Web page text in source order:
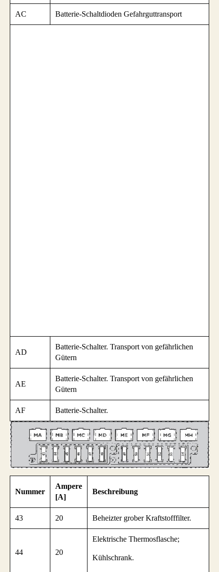
AC Batterie-Schaltdioden Gefahrguttransport
AD
Batterie-Schalter. Transport von gefährlichen
Gütern
AE
Batterie-Schalter. Transport von gefährlichen
Gütern
AF Batterie-Schalter.
Nummer
Ampere
[A]
Beschreibung
43 20 Beheizter grober Kraftstofffilter.
44 20
Elektrische Thermosflasche;
Kühlschrank.